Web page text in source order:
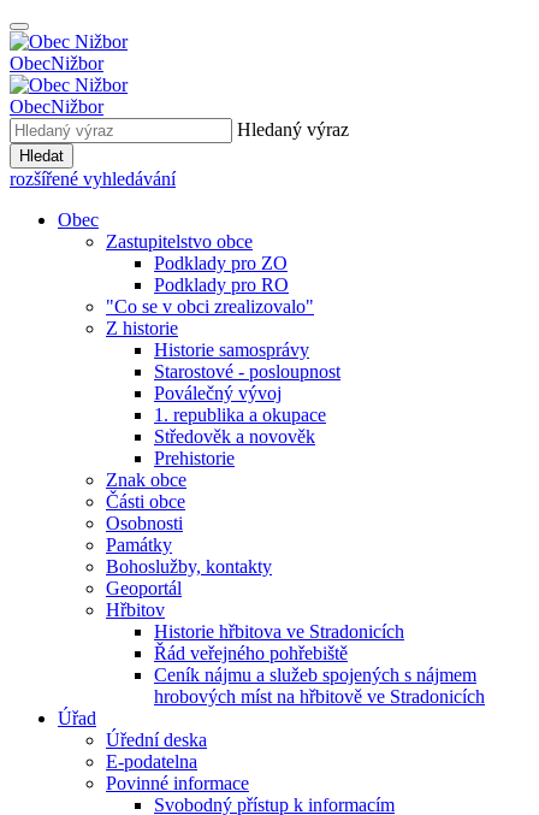
ObecNižbor
ObecNižbor
Hledaný výraz
Hledat
rozšířené vyhledávání
Obec
Zastupitelstvo obce
Podklady pro ZO
Podklady pro RO
"Co se v obci zrealizovalo"
Z historie
Historie samosprávy
Starostové - posloupnost
Poválečný vývoj
1. republika a okupace
Středověk a novověk
Prehistorie
Znak obce
Části obce
Osobnosti
Památky
Bohoslužby, kontakty
Geoportál
Hřbitov
Historie hřbitova ve Stradonicích
Řád veřejného pohřebiště
Ceník nájmu a služeb spojených s nájmem
hrobových míst na hřbitově ve Stradonicích
Úřad
Úřední deska
E-podatelna
Povinné informace
Svobodný přístup k informacím